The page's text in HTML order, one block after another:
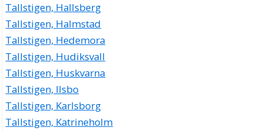
Tallstigen, Hallsberg
Tallstigen, Halmstad
Tallstigen, Hedemora
Tallstigen, Hudiksvall
Tallstigen, Huskvarna
Tallstigen, Ilsbo
Tallstigen, Karlsborg
Tallstigen, Katrineholm